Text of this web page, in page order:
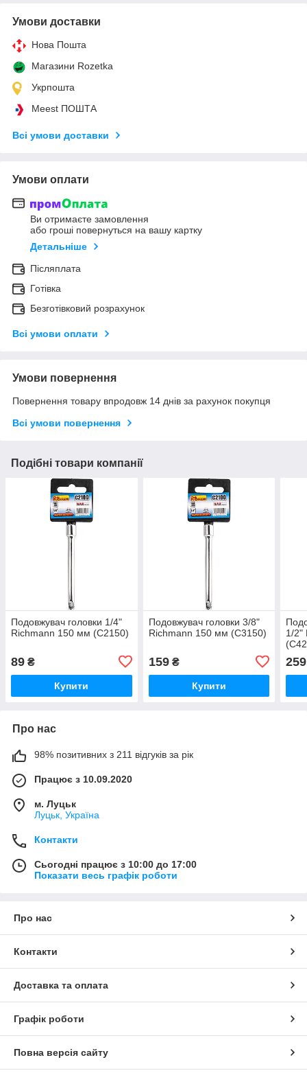
Умови доставки
Нова Пошта
Магазини Rozetka
Укрпошта
Meest ПОШТА
Всі умови доставки
Умови оплати
Ви отримаєте замовлення
або гроші повернуться на вашу картку
Детальніше
Післяплата
Готівка
Безготівковий розрахунок
Всі умови оплати
Умови повернення
Повернення товару впродовж 14 днів за рахунок покупця
Всі умови повернення
Подібні товари компанії
Подовжувач головки 1/4"
Richmann 150 мм (C2150)
89 ₴
Купити
Подовжувач головки 3/8"
Richmann 150 мм (C3150)
159₴
Купити
1/2"
259
Про нас
98% позитивних з 211 відгуків за рік
Працює з 10.09.2020
м. Луцьк
Луцьк, Україна
Контакти
Сьогодні працює з 10:00 до 17:00
Показати весь графік роботи
Про нас
Контакти
Доставка та оплата
Графік роботи
Повна версія сайту